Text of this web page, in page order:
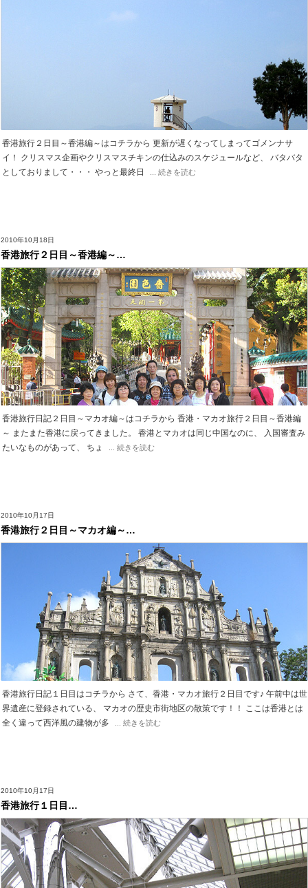
香港旅行２日目～香港編～はコチラから 更新が遅くなってしまってゴメンナサ
イ！ クリスマス企画やクリスマスチキンの仕込みのスケジュールなど、 バタバタ
としておりまして・・・ やっと最終日
... 続きを読む
2010年10月18日
香港旅行２日目～香港編～…
香港旅行日記２日目～マカオ編～はコチラから 香港・マカオ旅行２日目～香港編
～ またまた香港に戻ってきました。 香港とマカオは同じ中国なのに、 入国審査み
たいなものがあって、 ちょ
... 続きを読む
2010年10月17日
香港旅行２日目～マカオ編～…
香港旅行日記１日目はコチラから さて、香港・マカオ旅行２日目です♪ 午前中は世
界遺産に登録されている、 マカオの歴史市街地区の散策です！！ ここは香港とは
全く違って西洋風の建物が多
... 続きを読む
2010年10月17日
香港旅行１日目…